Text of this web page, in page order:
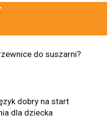
do suszarni?
dobry na start
dla dziecka